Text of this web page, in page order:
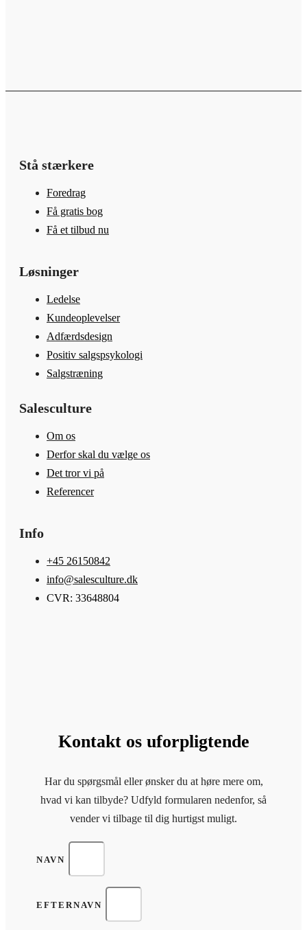
Stå stærkere
Foredrag
Få gratis bog
Få et tilbud nu
Løsninger
Ledelse
Kundeoplevelser
Adfærdsdesign
Positiv salgspsykologi
Salgstræning
Salesculture
Om os
Derfor skal du vælge os
Det tror vi på
Referencer
Info
+45 26150842
info@salesculture.dk
CVR: 33648804
Kontakt os uforpligtende
Har du spørgsmål eller ønsker du at høre mere om,
hvad vi kan tilbyde? Udfyld formularen nedenfor, så
vender vi tilbage til dig hurtigst muligt.
NAVN
EFTERNAVN